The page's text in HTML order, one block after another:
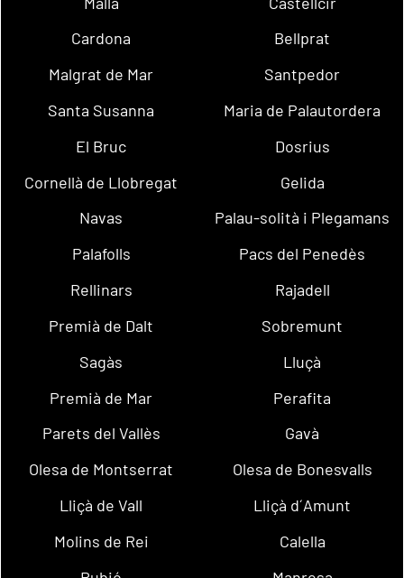
Cardona
Bellprat
Malgrat de Mar
Santpedor
Santa Susanna
Maria de Palautordera
El Bruc
Dosrius
Cornellà de Llobregat
Gelida
Navas
Palau-solità i Plegamans
Palafolls
Pacs del Penedès
Rellinars
Rajadell
Premià de Dalt
Sobremunt
Sagàs
Lluçà
Premià de Mar
Perafita
Parets del Vallès
Gavà
Olesa de Montserrat
Olesa de Bonesvalls
Lliçà de Vall
Lliçà d´Amunt
Molins de Rei
Calella